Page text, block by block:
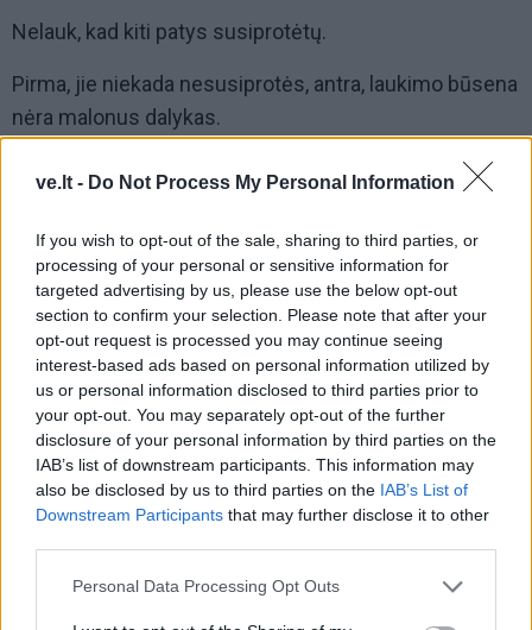
ve.lt - Do Not Process My Personal Information
If you wish to opt-out of the sale, sharing to third parties, or
processing of your personal or sensitive information for
targeted advertising by us, please use the below opt-out
section to confirm your selection. Please note that after your
opt-out request is processed you may continue seeing
interest-based ads based on personal information utilized by
us or personal information disclosed to third parties prior to
your opt-out. You may separately opt-out of the further
disclosure of your personal information by third parties on the
IAB’s list of downstream participants. This information may
also be disclosed by us to third parties on the IAB’s List of
Downstream Participants that may further disclose it to other
Personal Data Processing Opt Outs
Nelauk, kad kiti patys susiprotėtų.
Pirma, jie niekada nesusiprotės, antra, laukimo būsena
nėra malonus dalykas.